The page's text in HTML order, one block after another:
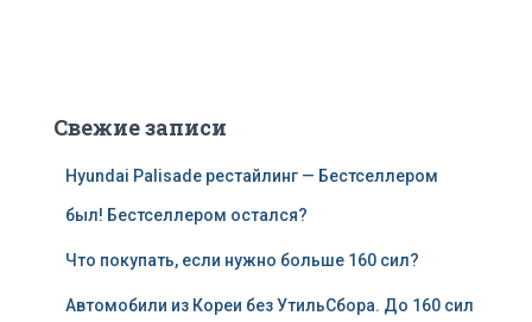
Свежие записи
Hyundai Palisade рестайлинг — Бестселлером
был! Бестселлером остался?
Что покупать, если нужно больше 160 сил?
Автомобили из Кореи без УтильСбора. До 160 сил